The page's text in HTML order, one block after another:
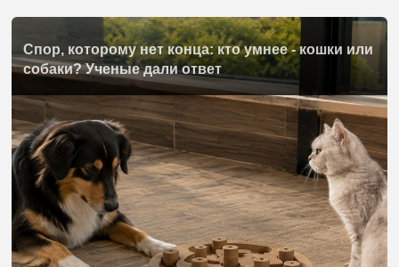
Спор, которому нет конца: кто умнее - кошки или
собаки? Ученые дали ответ